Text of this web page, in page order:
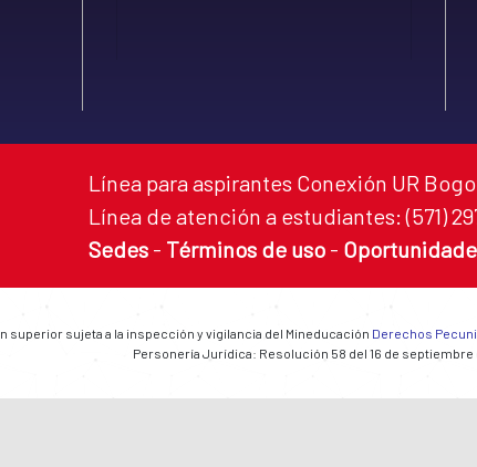
Línea para aspirantes Conexión UR
Línea de atención a estudiantes: (571)
Sedes - Términos de uso -
superior sujeta a la inspección y vigilancia del Mineducación Derechos
Personería Jurídica: Resolución 58 del 16 de septiembre